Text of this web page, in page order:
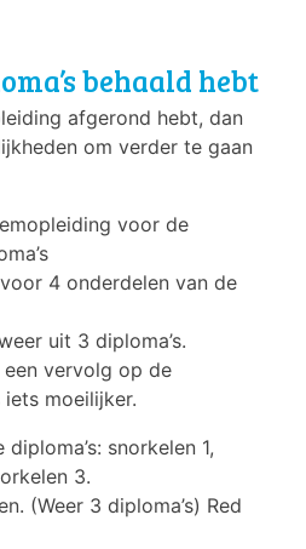
behaald hebt
afgerond hebt, dan
om verder te gaan
voor de
4 onderdelen van de
uit 3 diploma’s.
vervolg op de
moeilijker.
snorkelen 1,
3.
(Weer 3 diploma’s) Red